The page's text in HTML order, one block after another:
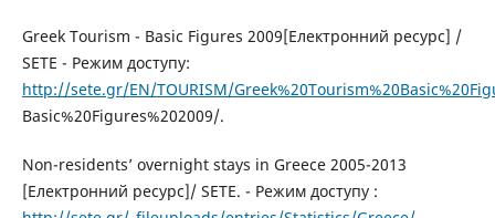
Greek Tourism - Basic Figures 2009[Електронний ресурс] /
SETE - Режим доступу:
http://sete.gr/EN/TOURISM/
Basic%20Figures%202009/.
Non-residents’ overnight stays in Greece 2005-2013
[Електронний ресурс]/ SETE. - Режим доступу :